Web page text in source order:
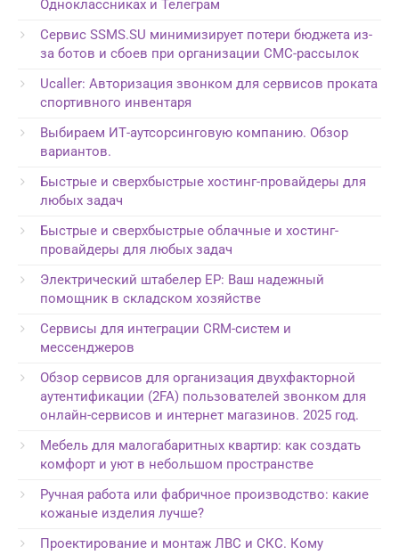
Одноклассниках и Телеграм
Сервис SSMS.SU минимизирует потери бюджета из-
за ботов и сбоев при организации СМС-рассылок
Ucaller: Авторизация звонком для сервисов проката
спортивного инвентаря
Выбираем ИТ-аутсорсинговую компанию. Обзор
вариантов.
Быстрые и сверхбыстрые хостинг-провайдеры для
любых задач
Быстрые и сверхбыстрые облачные и хостинг-
провайдеры для любых задач
Электрический штабелер EP: Ваш надежный
помощник в складском хозяйстве
Сервисы для интеграции CRM-систем и
мессенджеров
Обзор сервисов для организация двухфакторной
аутентификации (2FA) пользователей звонком для
онлайн-сервисов и интернет магазинов. 2025 год.
Мебель для малогабаритных квартир: как создать
комфорт и уют в небольшом пространстве
Ручная работа или фабричное производство: какие
кожаные изделия лучше?
Проектирование и монтаж ЛВС и СКС. Кому